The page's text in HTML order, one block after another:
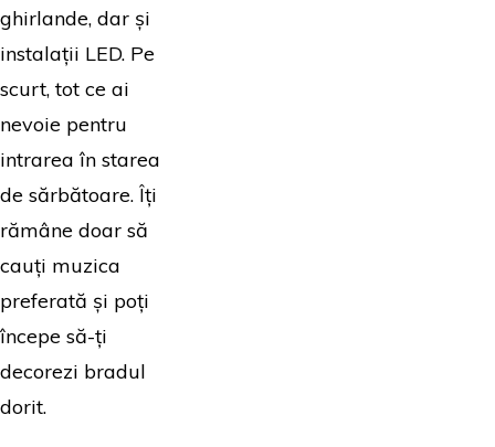
ghirlande, dar și
instalații LED. Pe
scurt, tot ce ai
nevoie pentru
intrarea în starea
de sărbătoare. Îți
rămâne doar să
cauți muzica
preferată și poți
începe să-ți
decorezi bradul
dorit.